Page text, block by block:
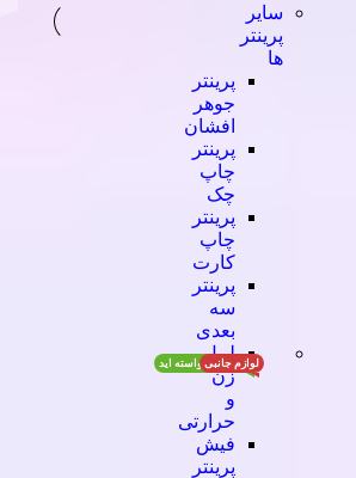
سایر
پرینتر
ها
پرینتر
جوهر
افشان
پرینتر
چاپ
چک
پرینتر
چاپ
کارت
پرینتر
سه
بعدی
لیبل
زن
و
حرارتی
آنچه شما خواسته اید
فیش
پرینتر
لوازم جانبی